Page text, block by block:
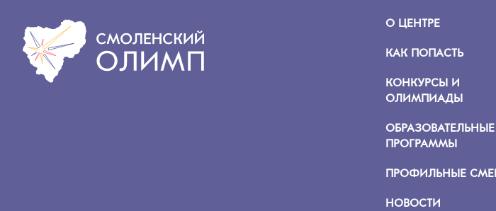
О ЦЕНТРЕ
КАК ПОПАСТЬ
КОНКУРСЫ И
ОЛИМПИАДЫ
ОБРАЗОВАТЕЛЬНЫЕ
ПРОГРАММЫ
ПРОФИЛЬНЫЕ
НОВОСТИ